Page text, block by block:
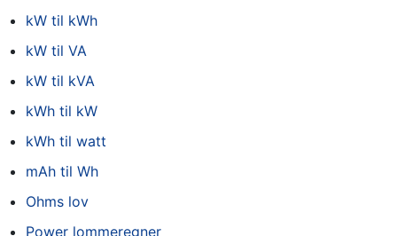
kW til kWh
kW til VA
kW til kVA
kWh til kW
kWh til watt
mAh til Wh
Ohms lov
Power lommeregner